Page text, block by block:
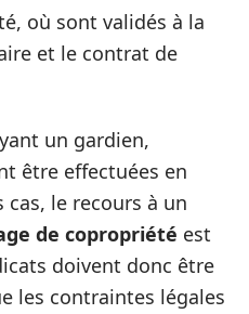
où sont validés à la
et le contrat de
un gardien,
être effectuées en
le recours à un
de copropriété est
doivent donc être
les contraintes légales